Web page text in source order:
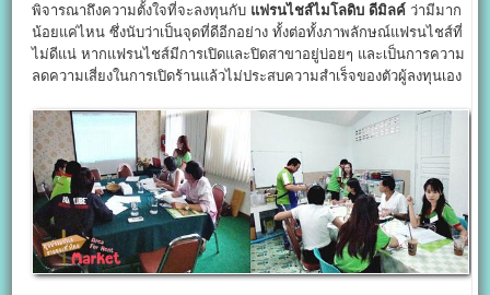
พิจารณาถึงความตั้งใจที่จะลงทุนกับ แฟรนไชส์ไมโลดิบ ดีมิลค์ ว่ามีมาก
น้อยแค่ไหน ซึ่งนับว่าเป็นจุดที่ดีอีกอย่าง ทั้งต่อทั้งภาพลักษณ์แฟรนไชส์ที่
ไม่ดีแน่ หากแฟรนไชส์มีการเปิดและปิดสาขาอยู่บ่อยๆ และเป็นการความ
ลดความเสี่ยงในการเปิดร้านแล้วไม่ประสบความสำเร็จของตัวผู้ลงทุนเอง